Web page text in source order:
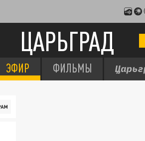
ЦАРЬГРАД
ЭФИР ФИЛЬМЫ